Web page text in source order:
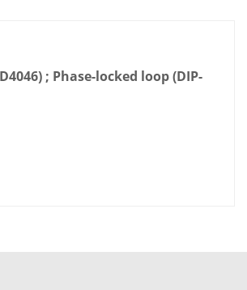
; Phase-locked loop (DIP-